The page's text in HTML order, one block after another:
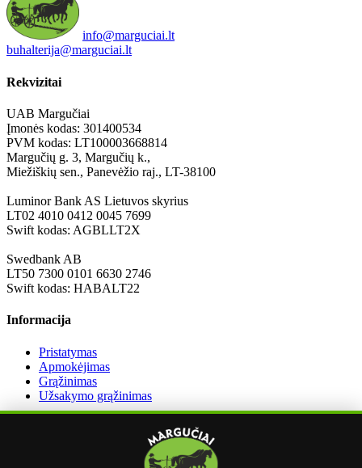
info@marguciai.lt
buhalterija@marguciai.lt
Rekvizitai
UAB Margučiai
Įmonės kodas: 301400534
PVM kodas: LT100003668814
Margučių g. 3, Margučių k.,
Miežiškių sen., Panevėžio raj., LT-38100
Luminor Bank AS Lietuvos skyrius
LT02 4010 0412 0045 7699
Swift kodas: AGBLLT2X
Swedbank AB
LT50 7300 0101 6630 2746
Swift kodas: HABALT22
Informacija
Pristatymas
Apmokėjimas
Grąžinimas
Užsakymo grąžinimas